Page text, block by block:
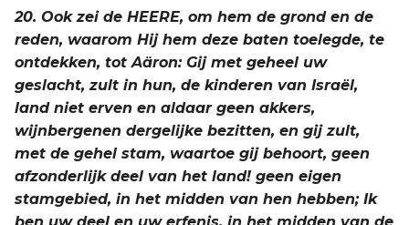
20. Ook zei de HEERE, om hem de grond en de
reden, waarom Hij hem deze baten toelegde, te
ontdekken, tot Aäron: Gij met geheel uw
geslacht, zult in hun, de kinderen van Israël,
land niet erven en aldaar geen akkers,
wijnbergenen dergelijke bezitten, en gij zult,
met de gehel stam, waartoe gij behoort, geen
afzonderlijk deel van het land! geen eigen
stamgebied, in het midden van hen hebben; Ik